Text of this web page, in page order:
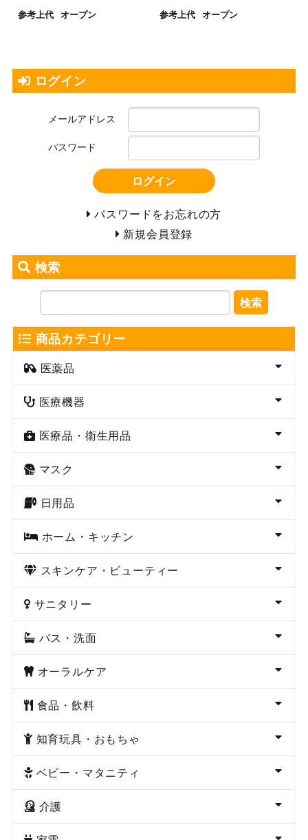
参考上代 オープン 参考上代 オープン
ログイン
メールアドレス
パスワード
ログイン
パスワードをお忘れの方
新規会員登録
検索
検索
商品カテゴリー
医薬品
医療機器
医療品・衛生用品
マスク
日用品
ホーム・キッチン
スキンケア・ビューティー
サニタリー
バス・洗面
オーラルケア
食品・飲料
知育玩具・おもちゃ
ベビー・マタニティ
介護